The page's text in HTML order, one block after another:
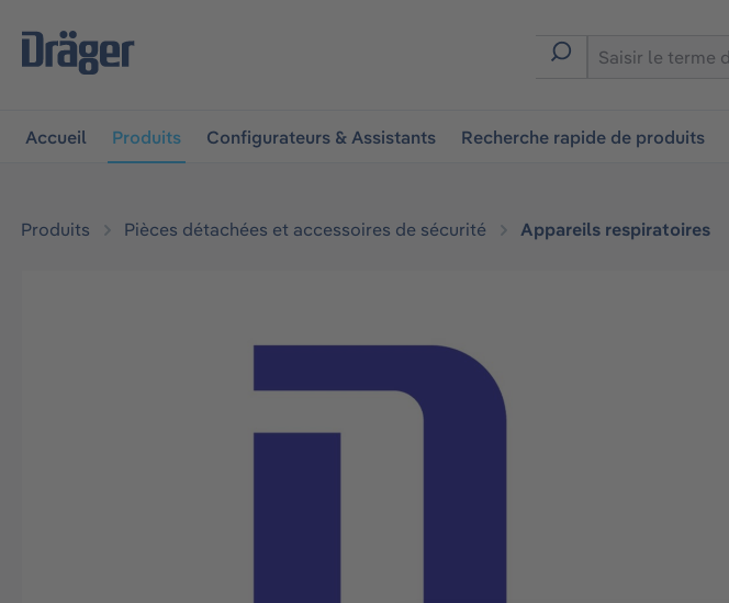
à la navigation principale
Accueil Produits Configurateurs & Assistants Recherche rapide de produits
Produits Pièces détachées et accessoires de sécurité Appareils respiratoires